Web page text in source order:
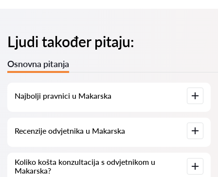
Ljudi također pitaju:
Osnovna pitanja
Najbolji pravnici u Makarska
informacijama. Cijene, recenzije, telefonski brojevi i adrese.
Recenzije odvjetnika u Makarska
odvjetnicima. Ne brišemo negativne recenzije niti postoji
mogućnost njihovog lažnog povećavanja.
Koliko košta konzultacija s odvjetnikom u
Makarska?